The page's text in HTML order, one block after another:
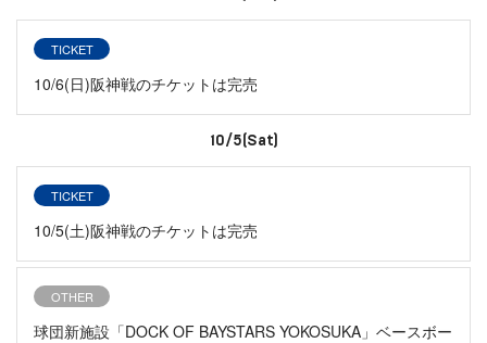
TICKET
10/6(日)阪神戦のチケットは完売
10/5(Sat)
TICKET
10/5(土)阪神戦のチケットは完売
OTHER
球団新施設「DOCK OF BAYSTARS YOKOSUKA」ベースボー